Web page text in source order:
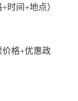
时间+地点）
价格+优惠政